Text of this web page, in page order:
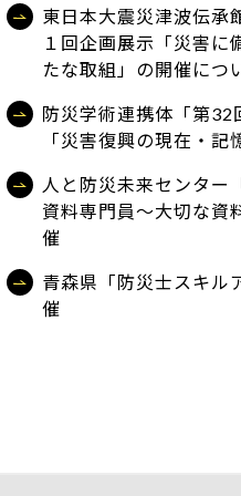
東日本大震災津波伝承
１回企画展示「災害に
たな取組」の開催につ
防災学術連携体「第32
「災害復興の現在・記
人と防災未来センター
資料専門員～大切な資
催
青森県「防災士スキル
催